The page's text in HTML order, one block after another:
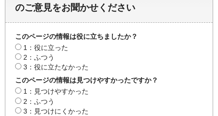
のご意見をお聞かせください
このページの情報は役に立ちましたか？
1：役に立った
2：ふつう
3：役に立たなかった
このページの情報は見つけやすかったですか？
1：見つけやすかった
2：ふつう
3：見つけにくかった